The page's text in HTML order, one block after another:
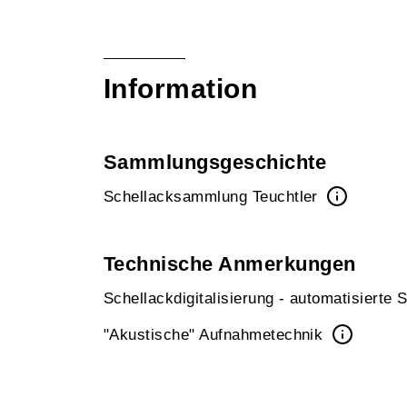
Information
Sammlungsgeschichte
Schellacksammlung Teuchtler
Technische Anmerkungen
Schellackdigitalisierung - automatisierte
"Akustische" Aufnahmetechnik